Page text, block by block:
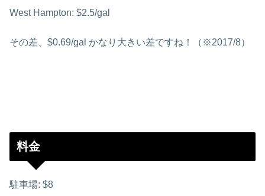
West Hampton: $2.5/gal
その差、$0.69/gal かなり大きい差ですね！（※2017/8）
料金
駐車場: $8